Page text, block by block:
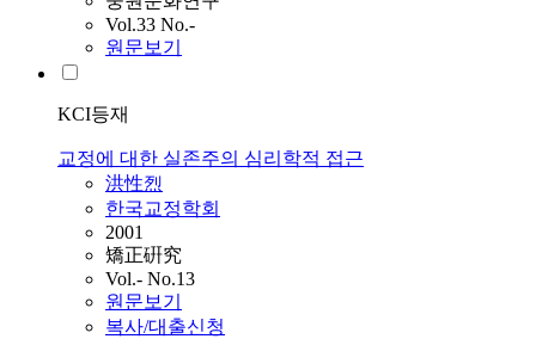
Vol.33 No.-
원문보기
KCI등재
교정에 대한 실존주의 심리학적 접근
洪性烈
한국교정학회
2001
矯正硏究
Vol.- No.13
원문보기
복사/대출신청